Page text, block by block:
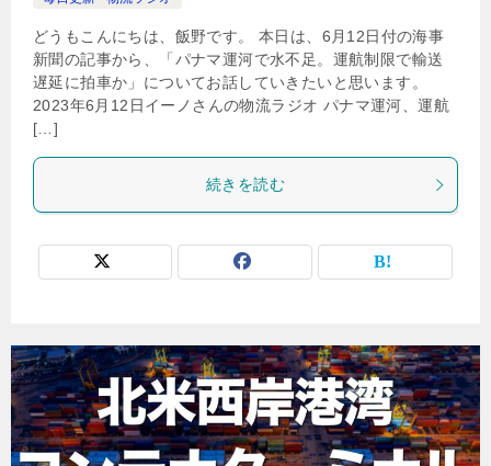
どうもこんにちは、飯野です。 本日は、6月12日付の海事
新聞の記事から、「パナマ運河で水不足。運航制限で輸送
遅延に拍車か」についてお話していきたいと思います。
2023年6月12日イーノさんの物流ラジオ パナマ運河、運航
[…]
続きを読む